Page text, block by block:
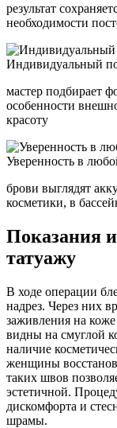
результат
необходимости
Индивидуальный
мастер подбирает
особенности
красоту
Уверенность в
брови выглядят
косметики, в
Показания
татуажу
В ходе операции
надрез. Через них
заживления на
видны на смуглой
наличие
женщины
таких швов
эстетичной.
дискомфорта и
шрамы.